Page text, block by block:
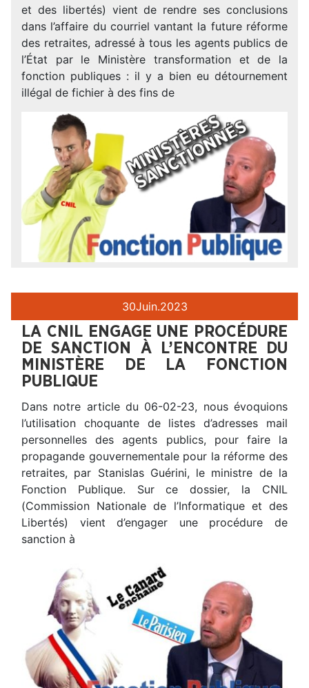
et des libertés) vient de rendre ses conclusions
dans l’affaire du courriel vantant la future réforme
des retraites, adressé à tous les agents publics de
l’État par le Ministère transformation et de la
fonction publiques : il y a bien eu détournement
illégal de fichier à des fins de
30Juin.2023
LA CNIL ENGAGE UNE PROCÉDURE
DE SANCTION À L’ENCONTRE DU
MINISTÈRE DE LA FONCTION
PUBLIQUE
Dans notre article du 06-02-23, nous évoquions
l’utilisation choquante de listes d’adresses mail
personnelles des agents publics, pour faire la
propagande gouvernementale pour la réforme des
retraites, par Stanislas Guérini, le ministre de la
Fonction Publique. Sur ce dossier, la CNIL
(Commission Nationale de l’Informatique et des
Libertés) vient d’engager une procédure de
sanction à